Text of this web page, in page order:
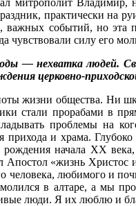
практически на
событий, но эта
чувствовали силу его
— нехватка людей.
церковно-
жизни общества. Ни
стали прорабами в
проблемы
и храма.
начала ХХ
Апостол «жизнь
человека, любимого и
в алтаре, а мы
люди. Я их люблю и